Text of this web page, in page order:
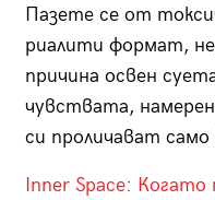
Пазете се от
риалити формат,
причина освен
чувствата,
си проличават
Inner Space: